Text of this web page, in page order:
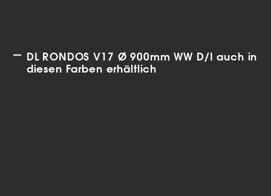
DL RONDOS V17 Ø 900mm WW D/I auch in
diesen Farben erhältlich